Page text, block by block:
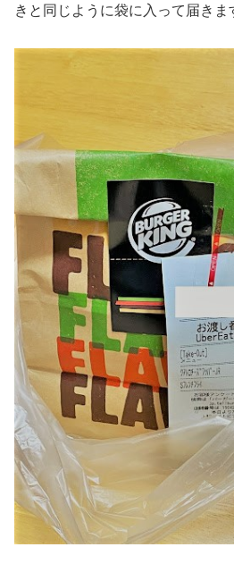
きと同じように袋に入って届きま